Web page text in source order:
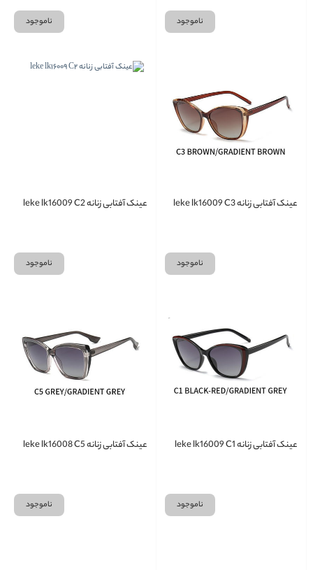
ناموجود ناموجود
عینک آفتابی زنانه leke lk16009 C3
ناموجود
عینک آفتابی زنانه leke lk16009 C2
ناموجود
عینک آفتابی زنانه leke lk16009 C1
ناموجود
عینک آفتابی زنانه leke lk16008 C5
ناموجود